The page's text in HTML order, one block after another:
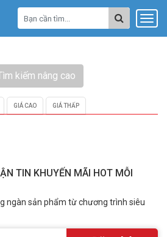
kiếm nâng cao
GIÁ CAO GIÁ THẤP
TIN KHUYẾN MÃI HOT MỖI
ngàn sản phẩm từ chương trình siêu